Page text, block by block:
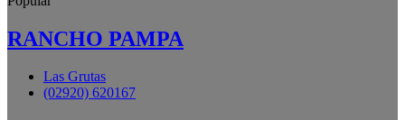
RANCHO PAMPA
Las Grutas
(02920) 620167